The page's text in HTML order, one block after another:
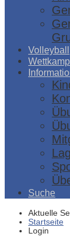
Volleyball
Suche
Aktuelle
Startseite
Login